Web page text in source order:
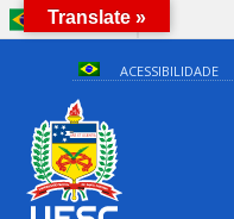
BRASIL
ACESSIBILIDADE
Translate »